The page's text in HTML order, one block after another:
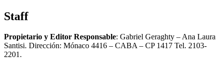
Staff
Propietario y Editor Responsable: Gabriel Geraghty – Ana Laura
Santisi. Dirección: Mónaco 4416 – CABA – CP 1417 Tel. 2103-
2201.